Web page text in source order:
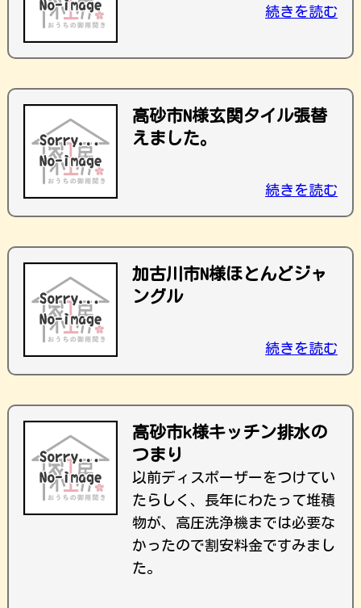
続きを読む
高砂市N様玄関タイル張替
えました。
続きを読む
加古川市N様ほとんどジャ
ングル
続きを読む
高砂市k様キッチン排水の
つまり
以前ディスポーザーをつけてい
たらしく、長年にわたって堆積
物が、高圧洗浄機までは必要な
かったので割安料金ですみまし
た。